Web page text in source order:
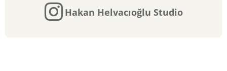
Hakan Helvacıoğlu Studio